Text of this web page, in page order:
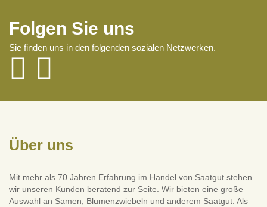
Folgen Sie uns
Sie finden uns in den folgenden sozialen Netzwerken.
Über uns
Mit mehr als 70 Jahren Erfahrung im Handel von Saatgut stehen
wir unseren Kunden beratend zur Seite. Wir bieten eine große
Auswahl an Samen, Blumenzwiebeln und anderem Saatgut. Als